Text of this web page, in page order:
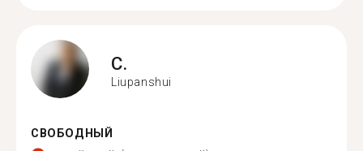
C.
Liupanshui
СВОБОДНЫЙ